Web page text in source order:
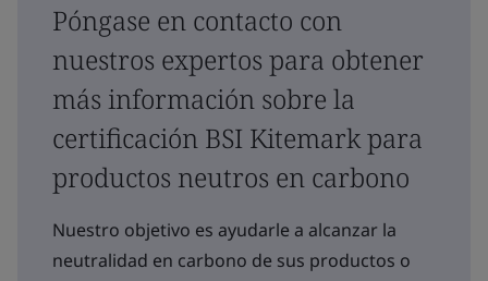
Póngase en contacto con
nuestros expertos para obtener
más información sobre la
certificación BSI Kitemark para
productos neutros en carbono
Nuestro objetivo es ayudarle a alcanzar la
neutralidad en carbono de sus productos o